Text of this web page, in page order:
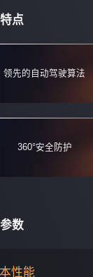
点
领先的自动驾驶算法
360°安全防护
数
性能